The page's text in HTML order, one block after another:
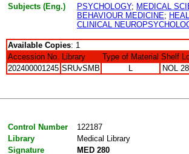
Subjects (Eng.)
PSYCHOLOGY; MEDICAL
BEHAVIOUR MEDICINE;
CLINICAL
Available Copies: 1
Accession No. Library Type of Material Shelf
202400001245 SRUvSMB L NOL
Control Number
122187
Library
Medical Library
Signature
MED 280